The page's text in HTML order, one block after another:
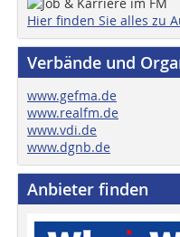
Hier finden Sie alles zu
Verbände und
www.gefma.de
www.realfm.de
www.vdi.de
www.dgnb.de
Anbieter finden